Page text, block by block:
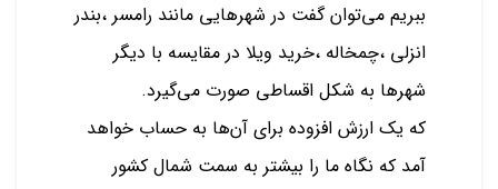
ببریم می‌توان گفت در شهرهایی مانند رامسر ،بندر
انزلی ،چمخاله ،خرید ویلا در مقایسه با دیگر
شهرها به شکل اقساطی صورت می‌گیرد.
که یک ارزش افزوده برای آن‌ها به حساب خواهد
آمد که نگاه ما را بیشتر به سمت شمال کشور